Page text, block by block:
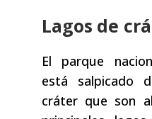
Lagos de
El parque
está salpicado
cráter que son